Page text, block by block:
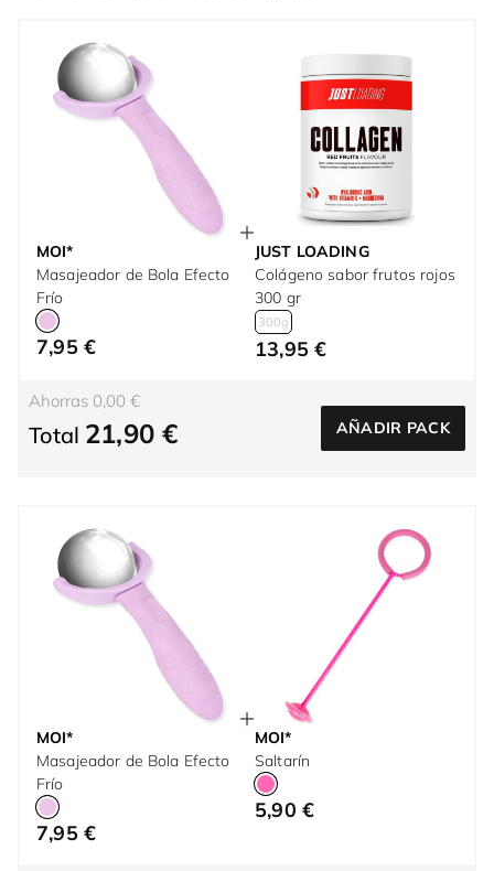
MOI*
Masajeador de Bola Efecto
Frío
7,95 €
JUST LOADING
Colágeno sabor frutos rojos
300 gr
300g
13,95 €
Ahorras 0,00 €
Total 21,90 € AÑADIR PACK
MOI*
Masajeador de Bola Efecto
Frío
7,95 €
MOI*
Saltarín
5,90 €